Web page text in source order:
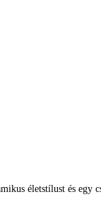
életstílust és egy